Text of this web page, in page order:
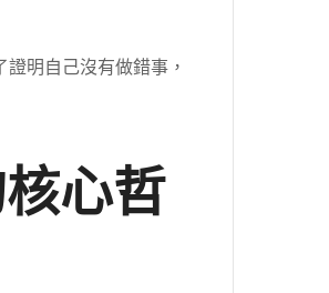
明自己沒有做錯事，
心哲